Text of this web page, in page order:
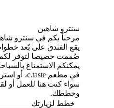
سنترو شاهين
مرحباً بكم في سنترو
صُممت خصيصا لتوفر
في مطعم c.taste، أو استرخِوا تحت النجوم في هلا لاونج.
سواء كنت هنا للعمل أو
وخططك.
خطط لزيارتك